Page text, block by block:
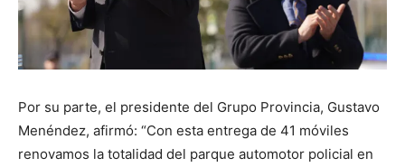
Por su parte, el presidente del Grupo Provincia, Gustavo
Menéndez, afirmó: “Con esta entrega de 41 móviles
renovamos la totalidad del parque automotor policial en